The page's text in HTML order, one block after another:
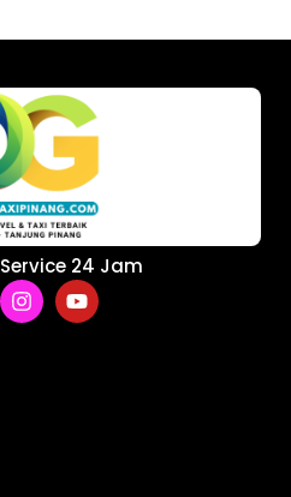
24 Jam